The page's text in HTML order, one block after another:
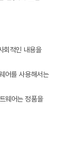
회적인 내용을
어를 사용해서는
웨어는 정품을